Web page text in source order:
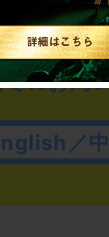
相談／
のお問
／